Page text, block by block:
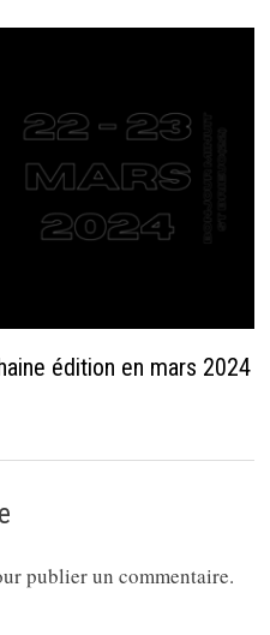
édition en mars 2024
publier un commentaire.